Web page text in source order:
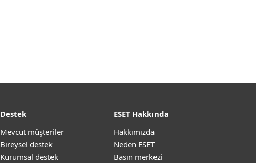
Destek
Mevcut müşteriler
Bireysel destek
Kurumsal destek
ESET Hakkında
Hakkımızda
Neden ESET
Basın merkezi